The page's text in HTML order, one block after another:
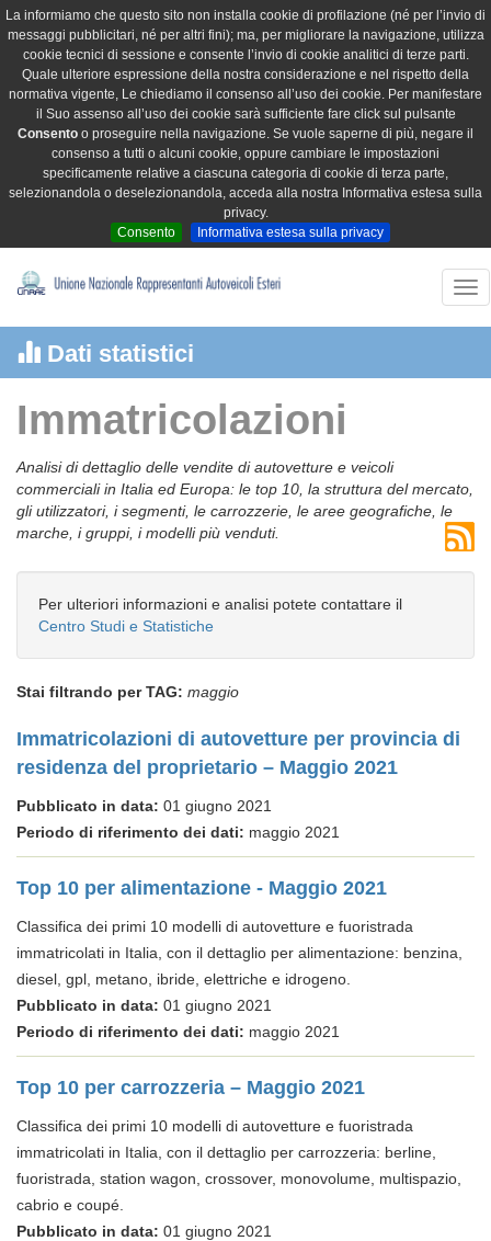
La informiamo che questo sito non installa cookie di profilazione (né per l’invio di
messaggi pubblicitari, né per altri fini); ma, per migliorare la navigazione, utilizza
cookie tecnici di sessione e consente l’invio di cookie analitici di terze parti.
Quale ulteriore espressione della nostra considerazione e nel rispetto della
normativa vigente, Le chiediamo il consenso all’uso dei cookie. Per manifestare
il Suo assenso all’uso dei cookie sarà sufficiente fare click sul pulsante
Consento o proseguire nella navigazione. Se vuole saperne di più, negare il
consenso a tutti o alcuni cookie, oppure cambiare le impostazioni
specificamente relative a ciascuna categoria di cookie di terza parte,
selezionandola o deselezionandola, acceda alla nostra Informativa estesa sulla
privacy.
Consento
Informativa estesa sulla privacy
Dati statistici
Immatricolazioni
Analisi di dettaglio delle vendite di autovetture e veicoli
commerciali in Italia ed Europa: le top 10, la struttura del mercato,
gli utilizzatori, i segmenti, le carrozzerie, le aree geografiche, le
marche, i gruppi, i modelli più venduti.
Per ulteriori informazioni e analisi potete contattare il
Centro Studi e Statistiche
Stai filtrando per TAG: maggio
Immatricolazioni di autovetture per provincia di
residenza del proprietario – Maggio 2021
Pubblicato in data: 01 giugno 2021
Periodo di riferimento dei dati: maggio 2021
Top 10 per alimentazione - Maggio 2021
Classifica dei primi 10 modelli di autovetture e fuoristrada
immatricolati in Italia, con il dettaglio per alimentazione: benzina,
diesel, gpl, metano, ibride, elettriche e idrogeno.
Pubblicato in data: 01 giugno 2021
Periodo di riferimento dei dati: maggio 2021
Top 10 per carrozzeria – Maggio 2021
Classifica dei primi 10 modelli di autovetture e fuoristrada
immatricolati in Italia, con il dettaglio per carrozzeria: berline,
fuoristrada, station wagon, crossover, monovolume, multispazio,
cabrio e coupé.
Pubblicato in data: 01 giugno 2021